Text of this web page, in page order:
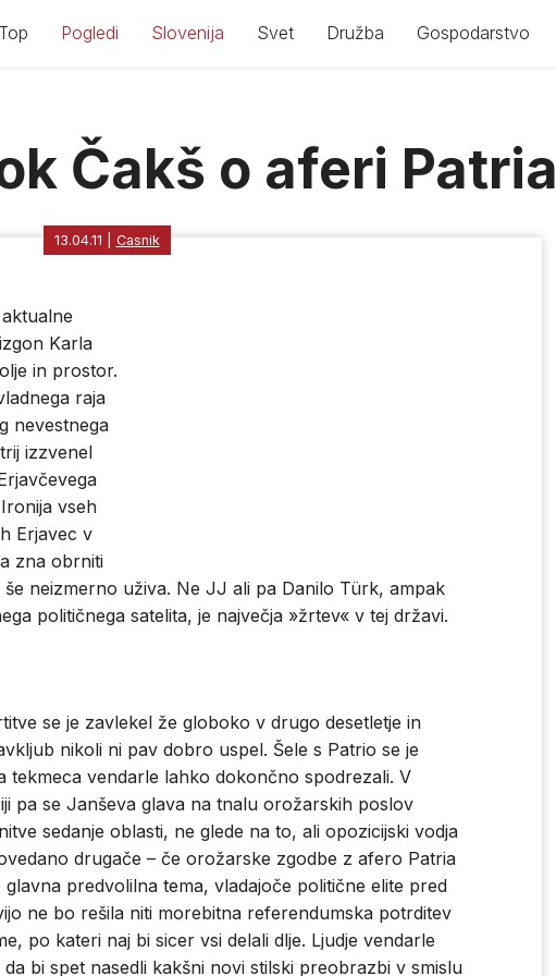
Top Pogledi Slovenija Svet Družba Gospodarstvo
Čakš o aferi Patria
13.04.11 Casnik
Karla
in prostor.
raja
nevestnega
izzvenel
vseh
Erjavec v
zna obrniti
neizmerno uživa. Ne JJ ali pa Danilo Türk, ampak
političnega satelita, je največja »žrtev« v tej državi.
se je zavlekel že globoko v drugo desetletje in
nikoli ni pav dobro uspel. Šele s Patrio se je
tekmeca vendarle lahko dokončno spodrezali. V
pa se Janševa glava na tnalu orožarskih poslov
sedanje oblasti, ne glede na to, ali opozicijski vodja
drugače – če orožarske zgodbe z afero Patria
predvolilna tema, vladajoče politične elite pred
ne bo rešila niti morebitna referendumska potrditev
po kateri naj bi sicer vsi delali dlje. Ljudje vendarle
bi spet nasedli kakšni novi stilski preobrazbi v smislu